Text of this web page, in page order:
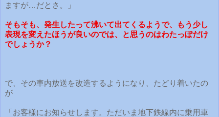
ますが…だとさ。」
そもそも、発生したって沸いて出てくるようで、もう少し
表現を変えたほうが良いのでは、と思うのはわたっぽだけ
でしょうか？
で、その車内放送を改造するようになり、たどり着いたの
が
「お客様にお知らせします。ただいま地下鉄線内に乗用車